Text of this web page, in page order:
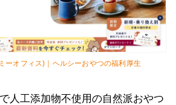
ーオフィス)｜ヘルシーおやつの福利厚生
人工添加物不使用の自然派おやつ